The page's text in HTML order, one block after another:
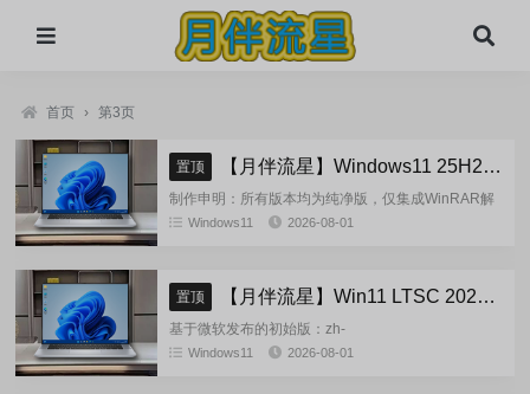
首页 › 第3页
置顶 【月伴流星】Windows11 25H2 完整+适量精简多合一安装版2026.08
制作申明：所有版本均为纯净版，仅集成WinRAR解
压缩和VBCRedist_x86_x64和系统必须的软件和运
Windows11 2026-08-01
置顶 【月伴流星】Win11 LTSC 2024 完整+适量精简多合一安装版2026.08
基于微软发布的初始版：zh-
Windows11 2026-08-01